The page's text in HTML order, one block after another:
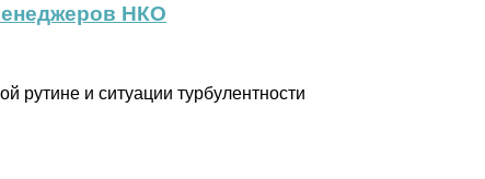
НКО
рутине и ситуации турбулентности